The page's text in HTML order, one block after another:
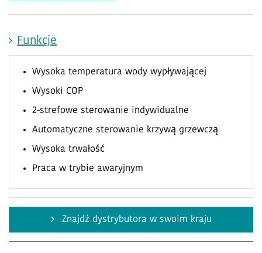
Funkcje
Wysoka temperatura wody wypływającej
Wysoki COP
2-strefowe sterowanie indywidualne
Automatyczne sterowanie krzywą grzewczą
Wysoka trwałość
Praca w trybie awaryjnym
Znajdź dystrybutora w swoim kraju